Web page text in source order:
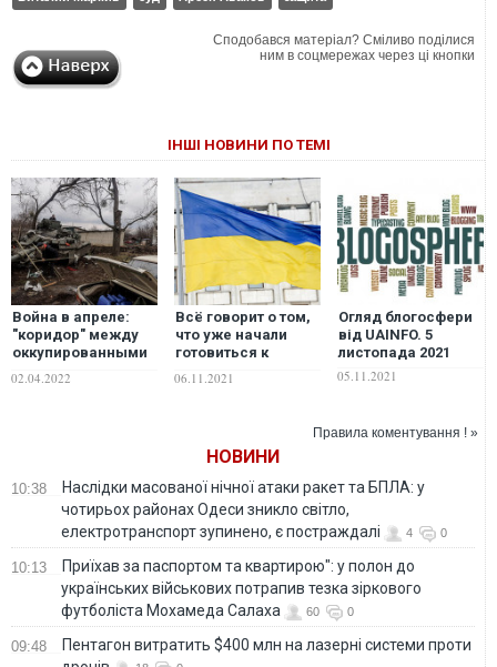
Сподобався матеріал? Сміливо поділися
ним в соцмережах через ці кнопки
ІНШІ НОВИНИ ПО ТЕМІ
Война в апреле:
"коридор" между
оккупированными
Крымом и долгие
02.04.2022
Всё говорит о том,
что уже начали
готовиться к
досрочным, или
06.11.2021
Огляд блогосфери
від UAINFO. 5
листопада 2021
05.11.2021
Правила коментування ! »
НОВИНИ
10:38
Наслідки масованої нічної атаки ракет та БПЛА: у
чотирьох районах Одеси зникло світло,
електротранспорт зупинено, є постраждалі
4 0
10:13
Приїхав за паспортом та квартирою": у полон до
українських військових потрапив тезка зіркового
футболіста Мохамеда Салаха
60 0
09:48
Пентагон витратить $400 млн на лазерні системи проти